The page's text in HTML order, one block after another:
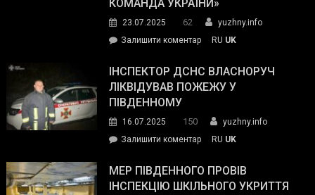
гуманітарну
допомогу
КОМАНДА УКРАЇНИ»
23.07.2025 62
yuzhny.info
Залишити коментарon
провів
нараду
силових
та
органів:
«Наш
RU UK
ІНСПЕКТОР ДСНС ВЛАСНОРУЧ
ЛІКВІДУВАВ ПОЖЕЖУ У
ПІВДЕННОМУ
16.07.2025 150
yuzhny.info
Залишити коментарon
ДСНС
власноруч
RU UK
МЕР ПІВДЕННОГО ПРОВІВ
ІНСПЕКЦІЮ ШКІЛЬНОГО УКРИТТЯ